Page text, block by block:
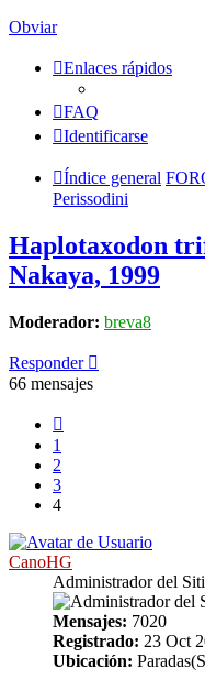
Obviar
Enlaces rápidos
FAQ
Identificarse
Índice general
Perissodini
Haplotaxodon
Nakaya, 1999
Moderador: breva8
Responder
66 mensajes
1
2
3
4
CanoHG
Administrador del
Mensajes: 7020
Registrado: 23 Oct
Ubicación: